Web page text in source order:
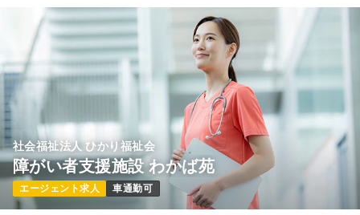
社会福祉法人 ひかり福祉会
障がい者支援施設 わかば苑
エージェント求人 車通勤可